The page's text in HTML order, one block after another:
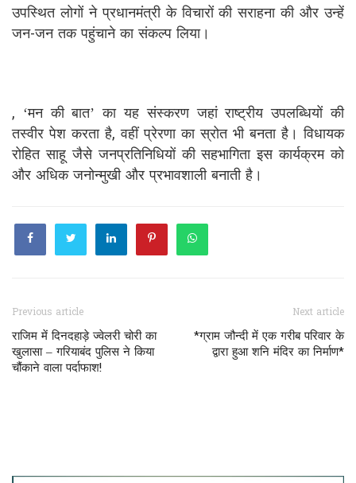
उपस्थित लोगों ने प्रधानमंत्री के विचारों की सराहना की और उन्हें
जन-जन तक पहुंचाने का संकल्प लिया।
, ‘मन की बात’ का यह संस्करण जहां राष्ट्रीय उपलब्धियों की
तस्वीर पेश करता है, वहीं प्रेरणा का स्रोत भी बनता है। विधायक
रोहित साहू जैसे जनप्रतिनिधियों की सहभागिता इस कार्यक्रम को
और अधिक जनोन्मुखी और प्रभावशाली बनाती है।
Previous article
राजिम में दिनदहाड़े ज्वेलरी चोरी का
खुलासा – गरियाबंद पुलिस ने किया
चौंकाने वाला पर्दाफाश!
Next article
*ग्राम जौन्दी में एक गरीब परिवार के
द्वारा हुआ शनि मंदिर का निर्माण*